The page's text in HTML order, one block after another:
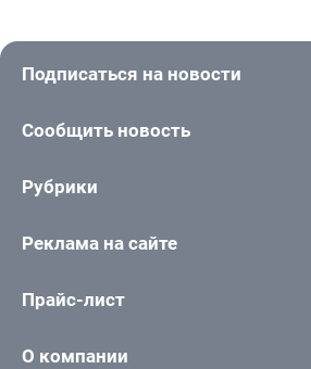
Подписаться на новости
Сообщить новость
Рубрики
Реклама на сайте
Прайс-лист
О компании